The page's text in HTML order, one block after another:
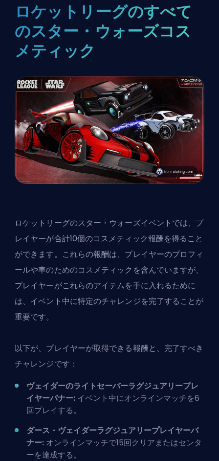
ロケットリーグのすべて
のスター・ウォーズコス
メティック
ロケットリーグのスター・ウォーズイベントでは、プ
レイヤーが合計10個のコスメティック報酬を得ること
ができます。これらの報酬は、プレイヤーのプロフィ
ールや車のためのコスメティックを含んでいますが、
プレイヤーがこれらのアイテムを手に入れるために
は、イベント中に特定のチャレンジを完了することが
重要です。
以下が、プレイヤーが取得できる報酬と、完了すべき
チャレンジです：
ヴェイダーのライトセーバーラグジュアリープレ
イヤーバナー: イベント中にオンラインマッチを6
回プレイする。
ダース・ヴェイダーラグジュアリープレイヤーバ
ナー: オンラインマッチで15回クリアまたはセンタ
ーを達成する。